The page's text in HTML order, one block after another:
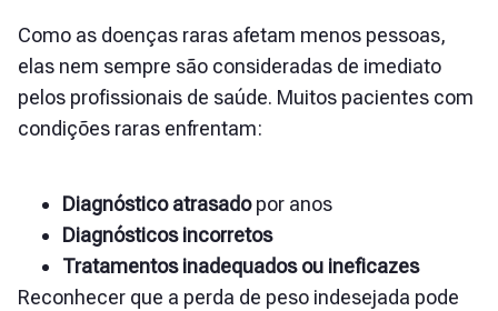
Como as doenças raras afetam menos pessoas,
elas nem sempre são consideradas de imediato
pelos profissionais de saúde. Muitos pacientes com
condições raras enfrentam:
Diagnóstico atrasado por anos
Diagnósticos incorretos
Tratamentos inadequados ou ineficazes
Reconhecer que a perda de peso indesejada pode